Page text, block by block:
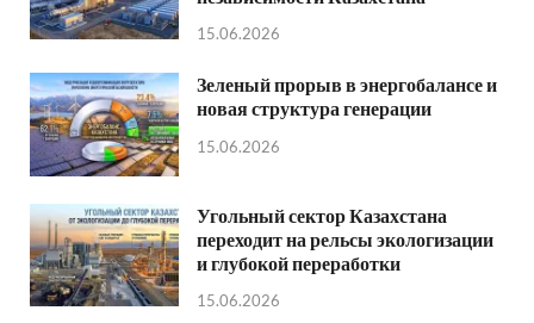
15.06.2026
Зеленый прорыв в энергобалансе и
новая структура генерации
15.06.2026
Угольный сектор Казахстана
переходит на рельсы экологизации
и глубокой переработки
15.06.2026